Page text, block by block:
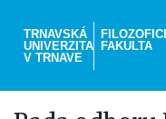
hlavný
TRNAVSKÁ
UNIVERZITA
V TRNAVE
FAKULTA